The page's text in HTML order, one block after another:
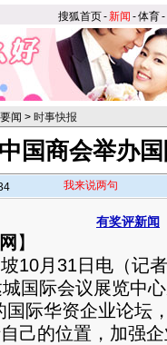
搜狐首页-新闻 -体育-
闻 > 时事快报
国商会举办
我来说两句
有奖评新闻
】
月31日电（记
国际会议展览中
国际华资企业论坛
己的位置，加强